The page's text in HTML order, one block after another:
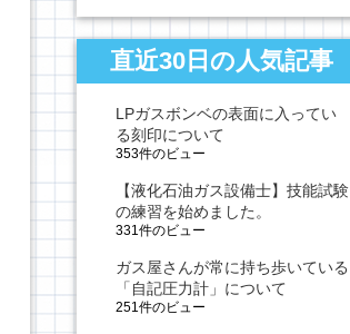
直近30日の人気記事
LPガスボンベの表面に入ってい
る刻印について
353件のビュー
【液化石油ガス設備士】技能試験
の練習を始めました。
331件のビュー
ガス屋さんが常に持ち歩いている
「自記圧力計」について
251件のビュー